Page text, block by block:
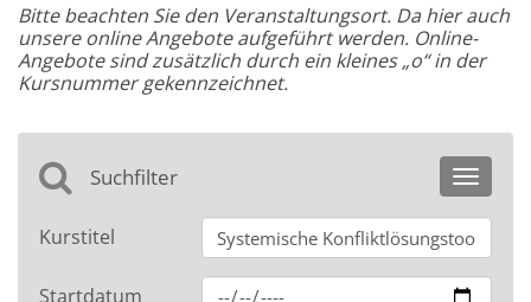
Bitte beachten Sie den Veranstaltungsort. Da hier auch
unsere online Angebote aufgeführt werden. Online-
Angebote sind zusätzlich durch ein kleines „o“ in der
Kursnummer gekennzeichnet.